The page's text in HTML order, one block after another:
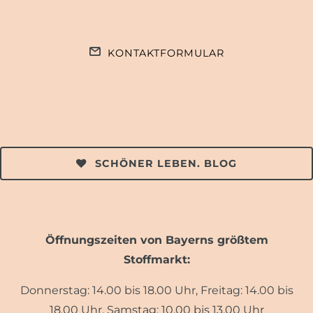
KONTAKTFORMULAR
SCHÖNER LEBEN. BLOG
Öffnungszeiten von Bayerns größtem
Stoffmarkt:
Donnerstag: 14.00 bis 18.00 Uhr, Freitag: 14.00 bis
18.00 Uhr, Samstag: 10.00 bis 13.00 Uhr